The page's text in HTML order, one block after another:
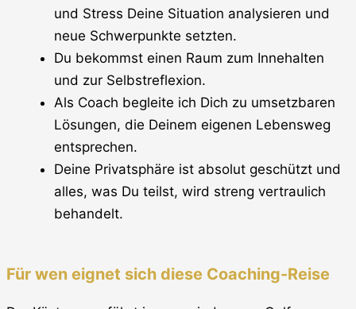
und Stress Deine Situation analysieren und
neue Schwerpunkte setzten.
Du bekommst einen Raum zum Innehalten
und zur Selbstreflexion.
Als Coach begleite ich Dich zu umsetzbaren
Lösungen, die Deinem eigenen Lebensweg
entsprechen.
Deine Privatsphäre ist absolut geschützt und
alles, was Du teilst, wird streng vertraulich
behandelt.
Für wen eignet sich diese Coaching-Reise